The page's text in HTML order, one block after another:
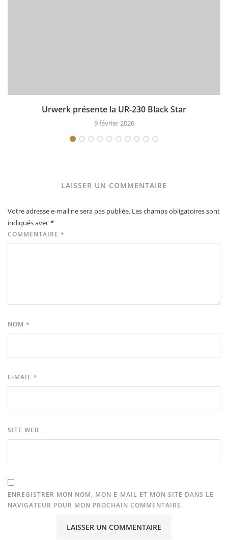
Urwerk présente la UR-230 Black Star
9 février 2026
LAISSER UN COMMENTAIRE
Votre adresse e-mail ne sera pas publiée. Les champs obligatoires sont
indiqués avec*
COMMENTAIRE *
NOM *
E-MAIL *
SITE WEB
ENREGISTRER MON NOM, MON E-MAIL ET MON SITE DANS LE
NAVIGATEUR POUR MON PROCHAIN COMMENTAIRE.